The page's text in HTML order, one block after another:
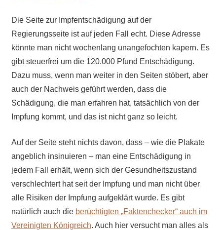
Die Seite zur Impfentschädigung auf der
Regierungsseite ist auf jeden Fall echt. Diese Adresse
könnte man nicht wochenlang unangefochten kapern. Es
gibt steuerfrei um die 120.000 Pfund Entschädigung.
Dazu muss, wenn man weiter in den Seiten stöbert, aber
auch der Nachweis geführt werden, dass die
Schädigung, die man erfahren hat, tatsächlich von der
Impfung kommt, und das ist nicht ganz so leicht.
Auf der Seite steht nichts davon, dass – wie die Plakate
angeblich insinuieren – man eine Entschädigung in
jedem Fall erhält, wenn sich der Gesundheitszustand
verschlechtert hat seit der Impfung und man nicht über
alle Risiken der Impfung aufgeklärt wurde. Es gibt
natürlich auch die berüchtigten „Faktenchecker“ auch im
Vereinigten Königreich. Auch hier versucht man alles als